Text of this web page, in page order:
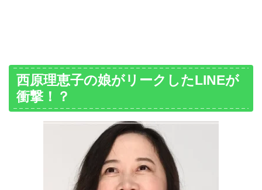
西原理恵子の娘がリークしたLINEが
衝撃！？